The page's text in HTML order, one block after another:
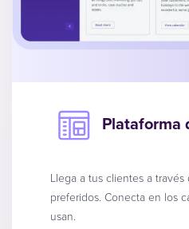
Plataforma
Llega a tus clientes a través
preferidos. Conecta en los
usan.